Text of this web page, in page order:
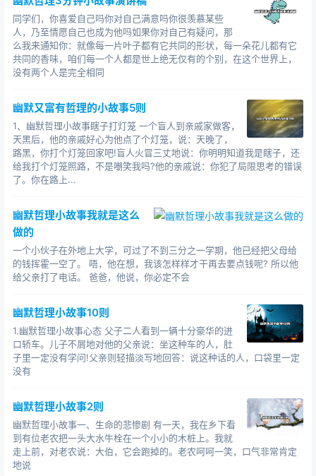
偏偏那位顾客也顽固，说十八万元不行就不买了。相持了
好久，李先生想打电话找老板请示一下，可老板去国外出
差了，手机也关了，他不敢私行做主，这笔生意就这样黄
了。 过了两天，老板回来，李先生汇报了这件事。老板有
些不悦，他说，你没看到现在这套家具现已很难脱手了?你
现已没有什么买点了，应该越早脱手越好。甭说十八万
元，就是十七万元你也应该卖的，否则，下次连十六万元
恐怕都没人要了。李先生有些委屈地低着头，心想，我那
有那么大的胆子呀。看见他的姿势，老板宽厚地笑笑，说
算了，先开车送我，我们一同去吃饭吧。他们上了车，李
些慢。过了十几分钟，雾越来越大，路况都看不太清了。
老板到不着急，一边由着他逐渐 蜗牛似地在车流中爬，一
边和他说这话。他问李生，在这样的大雾气候开车，你怎
样样才华走得更安全?李先生说，只需跟着前面车子的尾
是头车，你该跟着谁的尾灯呢?李先生听了，心中一阵颤
动，是呀，假设自己是头车，又有谁会给自己指路?老板的
眼外之意他一下就领会了：在一般情况下，你可以依托上
司，让上司替你做决定，也使你不用分担责任。可是特别
情况下，你应该用自己的慧眼，看清前面的路该怎样走，
跟谁?只会跟在别人的尾灯后边的人，永久不会领头的，这
往后，李先生作业得更加超卓了，没多久，他就发现了一
个新的别人没有拓荒的创业领域，通过自己的奋斗和敏锐
的商业脑筋，很快就成功了。他的创业窍门就只有短短的
同学们，你喜爱自己吗你对自己满意吗你很羡慕某些
人，乃至情愿自己也成为他吗如果你对自己有疑问，那
么我来通知你：就像每一片叶子都有它共同的形状，每一朵花儿都有它
共同的香味，咱们每一个人都是世上绝无仅有的个别，在这个世界上，
没有两个人是完全相同
幽默又富有哲理的小故事5则
1、幽默哲理小故事瞎子打灯笼 一个盲人到亲戚家做客，
天黑后，他的亲戚好心为他点了个灯笼，说：天晚了，
路黑，你打个灯笼回家吧!盲人火冒三丈地说：你明明知道我是瞎子，还
给我打个灯笼照路，不是嘲笑我吗?他的亲戚说：你犯了局限思考的错误
了。你在路上...
幽默哲理小故事我就是这么
做的
一个小伙子在外地上大学，可过了不到三分之一学期，他已经把父母给
的钱挥霍一空了。 唔，他在想，我该怎样样才干再去要点钱呢? 所以他
给父亲打了电话。 爸爸，他说，你必定不会
幽默哲理小故事10则
1.幽默哲理小故事心态 父子二人看到一辆十分豪华的进
口轿车。儿子不屑地对他的父亲说：坐这种车的人，肚
子里一定没有学问!父亲则轻描淡写地回答：说这种话的人，口袋里一定
没有
幽默哲理小故事2则
幽默哲理小故事一、生命的悲惨剧 有一天，我在乡下看
到有位老农把一头大水牛栓在一个小小的木桩上。我就
走上前，对老农说：大伯，它会跑掉的。老农呵呵一笑，口气非常肯定
地说